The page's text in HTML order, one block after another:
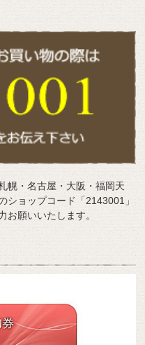
幌・名古屋・大阪・福岡天
ショップコード「2143001」
お願いいたします。